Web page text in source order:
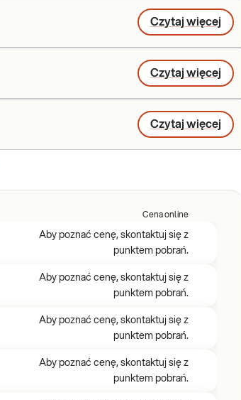
Czytaj więcej
Czytaj więcej
Czytaj więcej
Cena online
Aby poznać cenę, skontaktuj się z
punktem pobrań.
Aby poznać cenę, skontaktuj się z
punktem pobrań.
Aby poznać cenę, skontaktuj się z
punktem pobrań.
Aby poznać cenę, skontaktuj się z
punktem pobrań.